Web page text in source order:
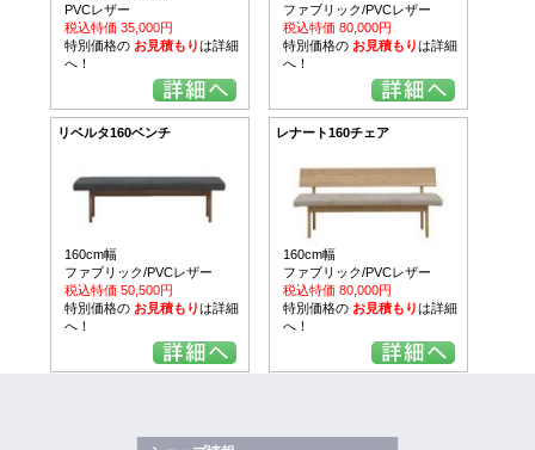
PVCレザー
税込特価 35,000円
特別価格の お見積もりは詳細
へ！
ファブリック/PVCレザー
税込特価 80,000円
特別価格の お見積もりは詳細
へ！
リベルタ160ベンチ
160cm幅
ファブリック/PVCレザー
税込特価 50,500円
特別価格の お見積もりは詳細
へ！
レナート160チェア
160cm幅
ファブリック/PVCレザー
税込特価 80,000円
特別価格の お見積もりは詳細
へ！